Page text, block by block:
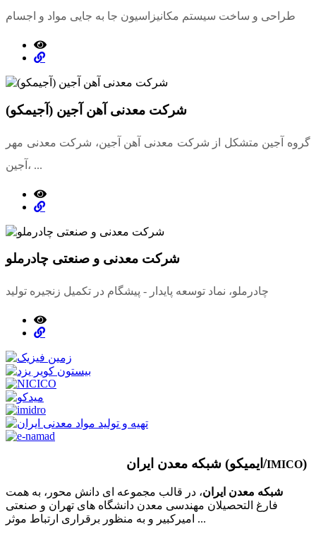
طراحی و ساخت سیستم مکانیزاسیون جا به جایی مواد و اجسام
شرکت معدنی آهن آجین (آجیمکو)
گروه آجین متشکل از شرکت معدنی آهن آجین، شرکت معدنی مهر
آجین، ...
شرکت معدنی و صنعتی چادرملو
چادرملو، نماد توسعه پایدار - پیشگام در تکمیل زنجیره تولید
شبکه معدن ایران (ایمیکو/IMICO)
شبکه معدن ایران، در قالب مجموعه ای دانش محور، به همت
فارغ­ التحصیلان مهندسی معدن دانشگاه ­های تهران و صنعتی
امیرکبیر و به منظور برقراری ارتباط موثر ...